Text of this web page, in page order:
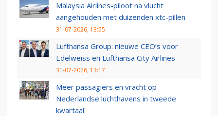
Malaysia Airlines-piloot na vlucht
aangehouden met duizenden xtc-pillen
31-07-2026, 13:55
Lufthansa Group: nieuwe CEO’s voor
Edelweiss en Lufthansa City Airlines
31-07-2026, 13:17
Meer passagiers en vracht op
Nederlandse luchthavens in tweede
kwartaal